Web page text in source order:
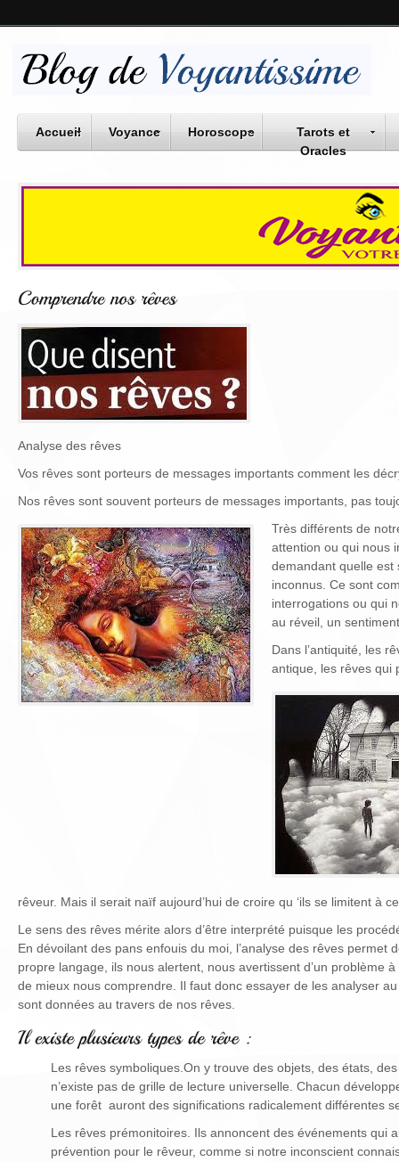
Accueil Voyance Horoscope
Tarots et
Oracles
Analyse des rêves
Vos rêves sont porteurs de messages importants comment les
Nos rêves sont souvent porteurs de messages importants, pas
Très différents de
attention ou qui nous
demandant quelle est
inconnus. Ce sont
interrogations ou qui
au réveil, un
Dans l’antiquité, les
antique, les rêves qui
rêveur. Mais il serait naïf aujourd’hui de croire qu ‘ils se limitent à
Le sens des rêves mérite alors d’être interprété puisque les
En dévoilant des pans enfouis du moi, l’analyse des rêves
propre langage, ils nous alertent, nous avertissent d’un
de mieux nous comprendre. Il faut donc essayer de les analyser
sont données au travers de nos rêves.
Les rêves symboliques.On y trouve des objets, des états,
n’existe pas de grille de lecture universelle. Chacun
une forêt auront des significations radicalement différentes
Les rêves prémonitoires. Ils annoncent des événements qui
prévention pour le rêveur, comme si notre inconscient